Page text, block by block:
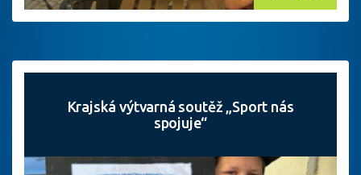
Krajská výtvarná soutěž „Sport nás
spojuje“